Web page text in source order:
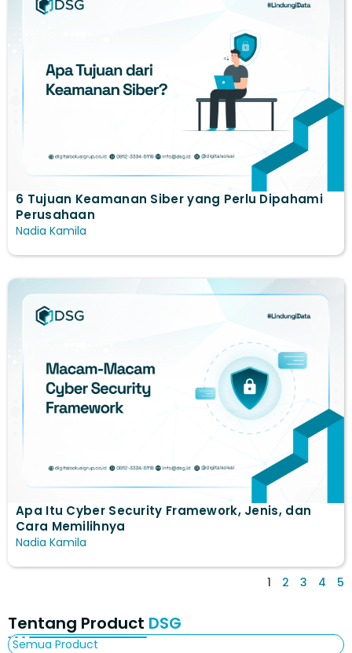
6 Tujuan Keamanan Siber yang Perlu Dipahami
Perusahaan
Nadia Kamila
Apa Itu Cyber Security Framework, Jenis, dan
Cara Memilihnya
Nadia Kamila
1 2 3 4 5
Tentang Product DSG
Semua Product